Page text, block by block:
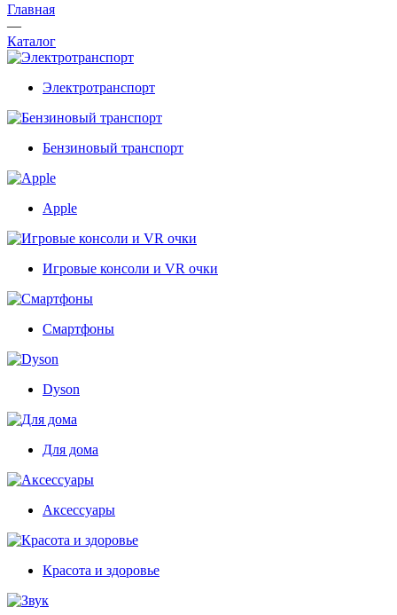
Главная
—
Каталог
Электротранспорт
Бензиновый транспорт
Apple
Игровые консоли и VR очки
Смартфоны
Dyson
Для дома
Аксессуары
Красота и здоровье